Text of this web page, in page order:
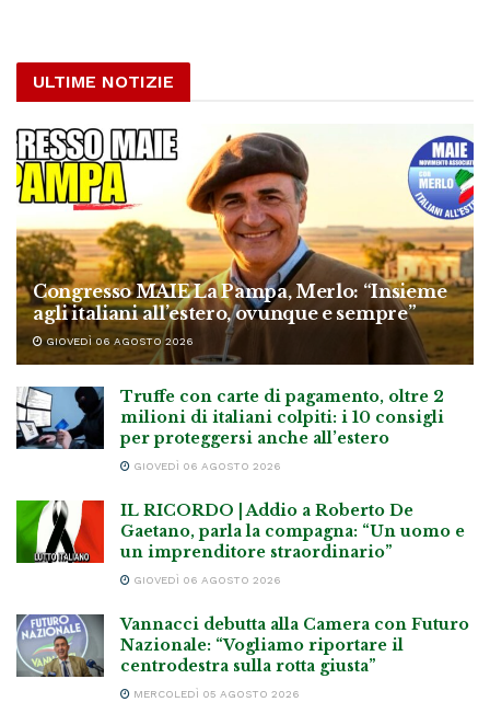
ULTIME NOTIZIE
Congresso MAIE La Pampa, Merlo: “Insieme
agli italiani all’estero, ovunque e sempre”
GIOVEDÌ 06 AGOSTO 2026
Truffe con carte di pagamento, oltre 2
milioni di italiani colpiti: i 10 consigli
per proteggersi anche all’estero
GIOVEDÌ 06 AGOSTO 2026
IL RICORDO | Addio a Roberto De
Gaetano, parla la compagna: “Un uomo e
un imprenditore straordinario”
GIOVEDÌ 06 AGOSTO 2026
Vannacci debutta alla Camera con Futuro
Nazionale: “Vogliamo riportare il
centrodestra sulla rotta giusta”
MERCOLEDÌ 05 AGOSTO 2026